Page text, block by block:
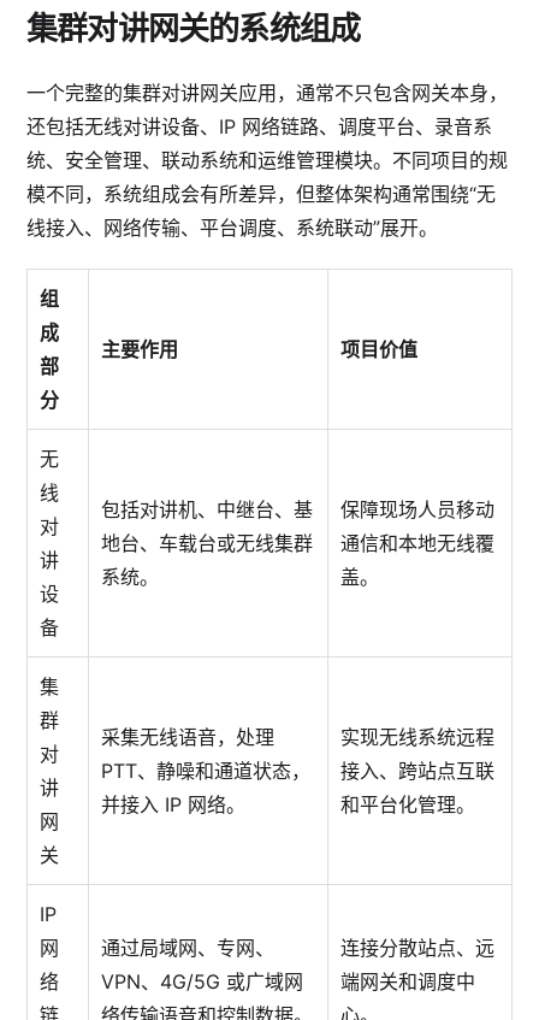
集群对讲网关的系统组成
一个完整的集群对讲网关应用，通常不只包含网关本身，
还包括无线对讲设备、IP 网络链路、调度平台、录音系
统、安全管理、联动系统和运维管理模块。不同项目的规
模不同，系统组成会有所差异，但整体架构通常围绕“无
线接入、网络传输、平台调度、系统联动”展开。
组
成
部
分
主要作用 项目价值
无
线
对
讲
设
备
包括对讲机、中继台、基
地台、车载台或无线集群
系统。
保障现场人员移动
通信和本地无线覆
盖。
集
群
对
讲
网
关
采集无线语音，处理
PTT、静噪和通道状态，
并接入 IP 网络。
实现无线系统远程
接入、跨站点互联
和平台化管理。
IP
网
络
通过局域网、专网、
VPN、4G/5G 或广域网
连接分散站点、远
端网关和调度中